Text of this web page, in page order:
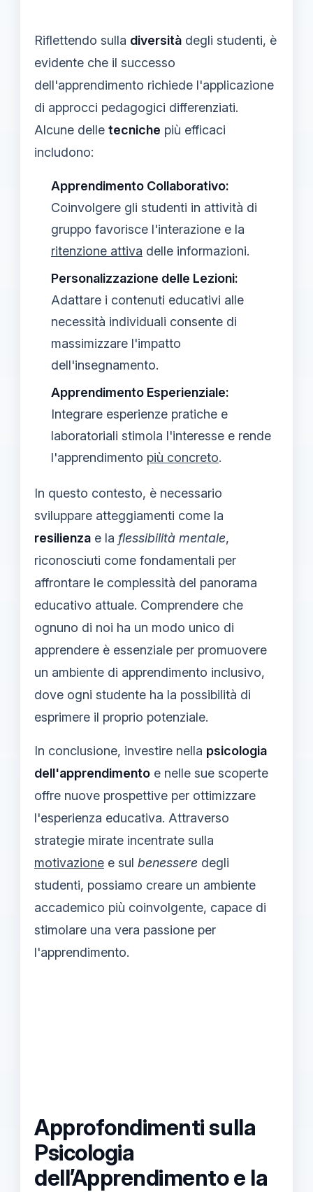
Riflettendo sulla diversità degli studenti, è
evidente che il successo
dell'apprendimento richiede l'applicazione
di approcci pedagogici differenziati.
Alcune delle tecniche più efficaci
includono:
Apprendimento Collaborativo:
Coinvolgere gli studenti in attività di
gruppo favorisce l'interazione e la
ritenzione attiva delle informazioni.
Personalizzazione delle Lezioni:
Adattare i contenuti educativi alle
necessità individuali consente di
massimizzare l'impatto
dell'insegnamento.
Apprendimento Esperienziale:
Integrare esperienze pratiche e
laboratoriali stimola l'interesse e rende
l'apprendimento più concreto.
In questo contesto, è necessario
sviluppare atteggiamenti come la
resilienza e la flessibilità mentale,
riconosciuti come fondamentali per
affrontare le complessità del panorama
educativo attuale. Comprendere che
ognuno di noi ha un modo unico di
apprendere è essenziale per promuovere
un ambiente di apprendimento inclusivo,
dove ogni studente ha la possibilità di
esprimere il proprio potenziale.
In conclusione, investire nella psicologia
dell'apprendimento e nelle sue scoperte
offre nuove prospettive per ottimizzare
l'esperienza educativa. Attraverso
strategie mirate incentrate sulla
motivazione e sul benessere degli
studenti, possiamo creare un ambiente
accademico più coinvolgente, capace di
stimolare una vera passione per
l'apprendimento.
Approfondimenti sulla
Psicologia
dell’Apprendimento e la